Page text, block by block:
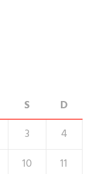
S D
3
4
10
11